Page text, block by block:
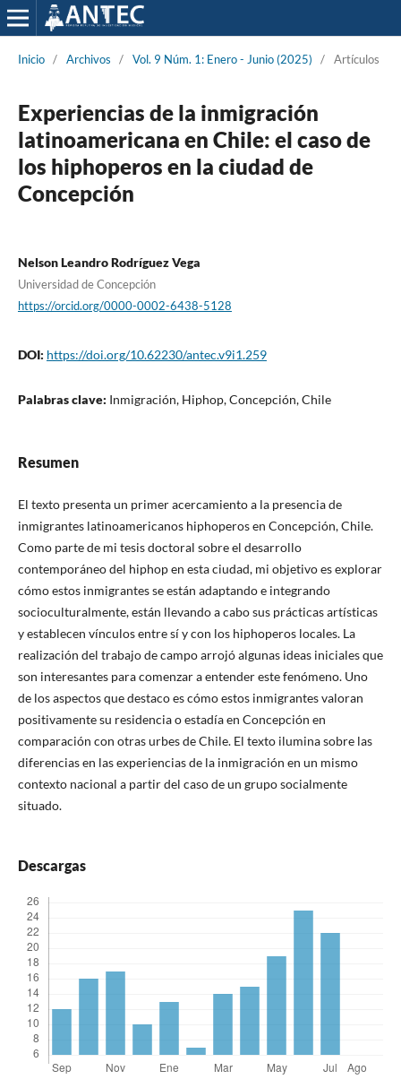
Inicio / Archivos / Vol. 9 Núm. 1: Enero - Junio (2025) / Artículos
Experiencias de la inmigración
latinoamericana en Chile: el caso de
los hiphoperos en la ciudad de
Concepción
Nelson Leandro Rodríguez Vega
Universidad de Concepción
https://orcid.org/0000-0002-6438-5128
DOI: https://doi.org/10.62230/antec.v9i1.259
Palabras clave: Inmigración, Hiphop, Concepción, Chile
Resumen
El texto presenta un primer acercamiento a la presencia de
inmigrantes latinoamericanos hiphoperos en Concepción, Chile.
Como parte de mi tesis doctoral sobre el desarrollo
contemporáneo del hiphop en esta ciudad, mi objetivo es explorar
cómo estos inmigrantes se están adaptando e integrando
socioculturalmente, están llevando a cabo sus prácticas artísticas
y establecen vínculos entre sí y con los hiphoperos locales. La
realización del trabajo de campo arrojó algunas ideas iniciales que
son interesantes para comenzar a entender este fenómeno. Uno
de los aspectos que destaco es cómo estos inmigrantes valoran
positivamente su residencia o estadía en Concepción en
comparación con otras urbes de Chile. El texto ilumina sobre las
diferencias en las experiencias de la inmigración en un mismo
contexto nacional a partir del caso de un grupo socialmente
situado.
Descargas